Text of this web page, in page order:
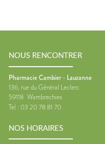
NOUS RENCONTRER
Pharmacie Cambier - Lauzanne
136, rue du Général Leclerc
59118 Wambrechies
Tel : 03 20 78 81 70
NOS HORAIRES